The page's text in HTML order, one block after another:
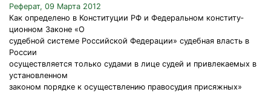
Реферат, 09 Марта 2012
Как определено в Конституции РФ и Федеральном конститу­
ционном Законе «О
судебной системе Российской Федерации» судебная власть в
России
осуществляется только судами в лице судей и привлекаемых в
установленном
законом порядке к осуществлению правосудия присяжных»